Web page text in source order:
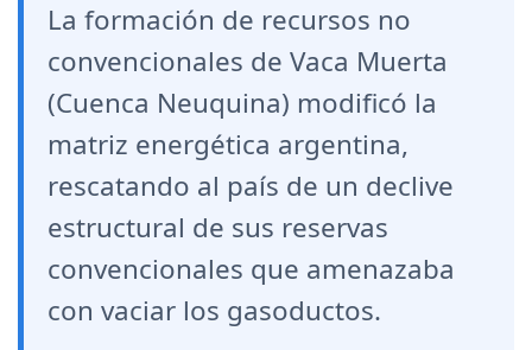
La formación de recursos no
convencionales de Vaca Muerta
(Cuenca Neuquina) modificó la
matriz energética argentina,
rescatando al país de un declive
estructural de sus reservas
convencionales que amenazaba
con vaciar los gasoductos.